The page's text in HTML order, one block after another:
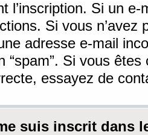
l’inscription. Si un
Si vous n’avez
adresse e-mail
“spam”. Si vous
essayez de
suis inscrit dans